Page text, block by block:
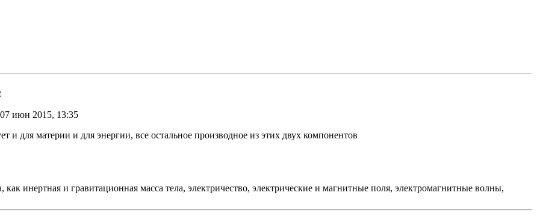
июн 2015, 13:35
и для материи и для энергии, все остальное производное из этих двух компонентов
инертная и гравитационная масса тела, электричество, электрические и магнитные поля, электромагнитные волны,